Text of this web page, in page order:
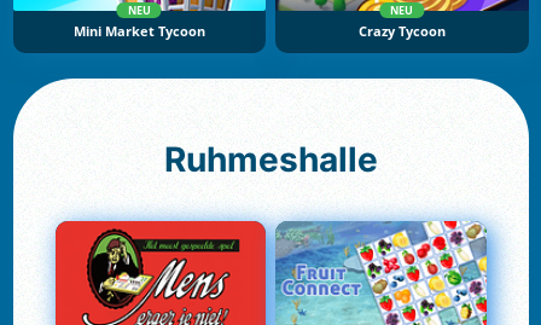
NEU
Mini Market Tycoon
NEU
Crazy Tycoon
Ruhmeshalle